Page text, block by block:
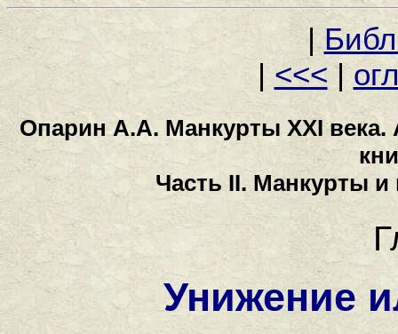
|
| <<< |
Опарин А.А. Манкурты XXI века.
Часть II. Манкурты и
Унижение